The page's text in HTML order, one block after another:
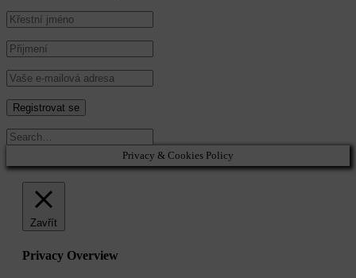
Privacy & Cookies Policy
Zavřít
Privacy Overview